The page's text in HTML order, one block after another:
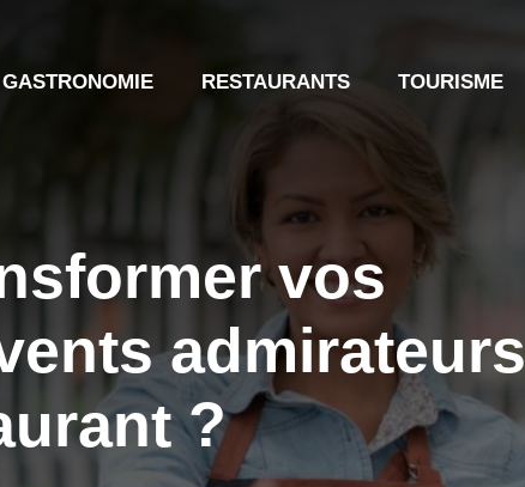
GASTRONOMIE RESTAURANTS TOURISME
vos
admirateurs
?